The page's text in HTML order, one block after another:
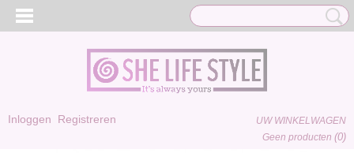
Inloggen Registreren
UW WINKELWAGEN
Geen producten (0)